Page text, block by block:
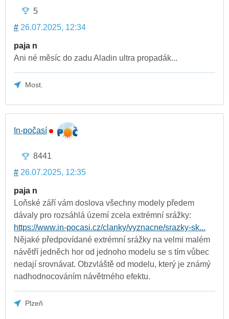
5
# 26.07.2025, 12:34
paja n
Ani né měsíc do zadu Aladin ultra propadák...
Most.
In-počasí
8441
# 26.07.2025, 12:35
paja n
Loňské září vám doslova všechny modely předem
dávaly pro rozsáhlá území zcela extrémní srážky:
https://www.in-pocasi.cz/clanky/vyznacne/srazky-sk...
Nějaké předpovídané extrémní srážky na velmi malém
návětří jedněch hor od jednoho modelu se s tím vůbec
nedají srovnávat. Obzvláště od modelu, který je známý
nadhodnocováním návětrného efektu.
Plzeň